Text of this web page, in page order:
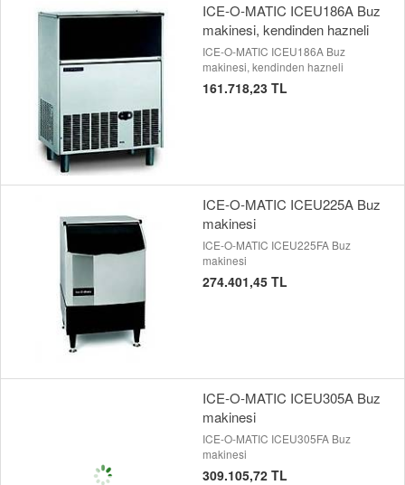
ICE-O-MATIC ICEU186A Buz
makinesi, kendinden hazneli
ICE-O-MATIC ICEU186A Buz
makinesi, kendinden hazneli
161.718,23 TL
ICE-O-MATIC ICEU225A Buz
makinesi
ICE-O-MATIC ICEU225FA Buz
makinesi
274.401,45 TL
ICE-O-MATIC ICEU305A Buz
makinesi
ICE-O-MATIC ICEU305FA Buz
makinesi
309.105,72 TL